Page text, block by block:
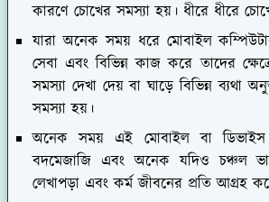
কারণে চোখের সমস্যা হয়। ধীরে ধীরে
যারা অনেক সময় ধরে মোবাইল
সেবা এবং বিভিন্ন কাজ করে তাদের
সমস্যা দেখা দেয় বা ঘাড়ে বিভিন্ন
সমস্যা হয়।
অনেক সময় এই মোবাইল বা
বদমেজাজি এবং অনেক যদিও চঞ্চল
লেখাপড়া এবং কর্ম জীবনের প্রতি আগ্রহ